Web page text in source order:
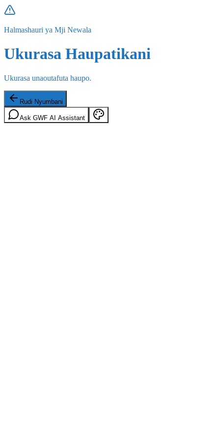
Halmashauri ya Mji Newala
Ukurasa Haupatikani
Ukurasa unaoutafuta haupo.
Rudi Nyumbani
Ask GWF AI Assistant